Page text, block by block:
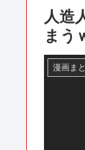
人造
まう
漫画ま